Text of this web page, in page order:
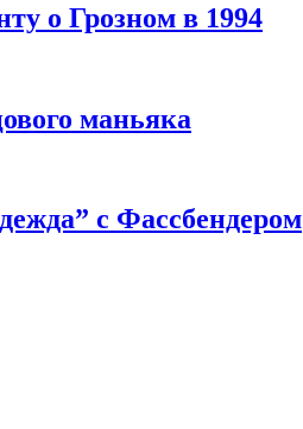
о Грозном в 1994
маньяка
с Фассбендером